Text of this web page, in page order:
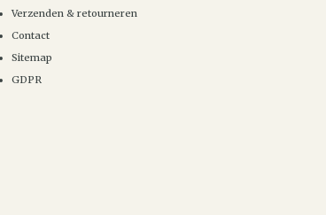
Verzenden & retourneren
Contact
Sitemap
GDPR